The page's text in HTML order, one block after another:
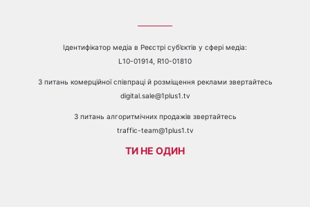
Ідентифікатор медіа в Реєстрі суб’єктів у сфері медіа:
L10-01914, R10-01810
З питань комерційної співпраці й розміщення реклами звертайтесь
digital.sale@1plus1.tv
З питань алгоритмічних продажів звертайтесь
traffic-team@1plus1.tv
ТИ НЕ ОДИН